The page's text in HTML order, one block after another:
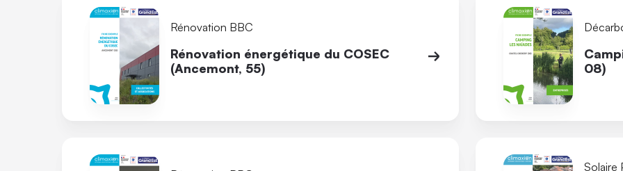
Rénovation BBC
Rénovation énergétique du COSEC
(Ancemont, 55)
08)
Solaire